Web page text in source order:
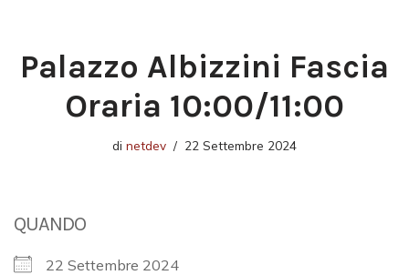
Palazzo Albizzini Fascia
Oraria 10:00/11:00
di netdev 22 Settembre 2024
QUANDO
22 Settembre 2024